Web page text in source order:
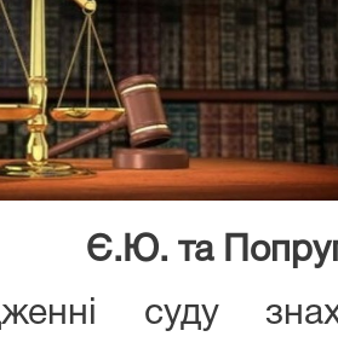
Є.Ю. та
суду